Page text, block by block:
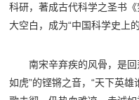
科研，著成古代科学之圣书
大空白，成为“中国科学史上的
南宋辛弃疾的风骨，是
如虎”的铿锵之音，“天下英